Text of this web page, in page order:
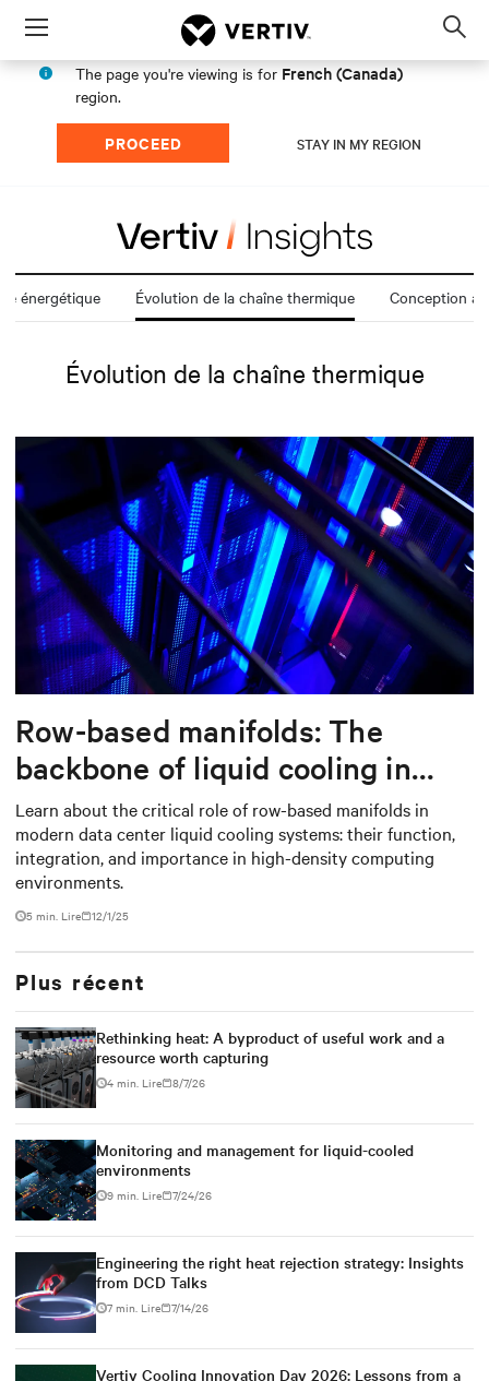
Menu
The page you're viewing is for French (Canada)
region.
PROCEED STAY IN MY REGION
énergétique Évolution de la chaîne thermique Conception
Évolution de la chaîne thermique
Row-based manifolds: The
backbone of liquid cooling in
modern data centers
Learn about the critical role of row-based manifolds in
modern data center liquid cooling systems: their function,
integration, and importance in high-density computing
environments.
5 min. Lire 12/1/25
Plus récent
Rethinking heat: A byproduct of useful work and a
resource worth capturing
4 min. Lire 8/7/26
Monitoring and management for liquid-cooled
environments
9 min. Lire 7/24/26
Engineering the right heat rejection strategy: Insights
from DCD Talks
7 min. Lire 7/14/26
Vertiv Cooling Innovation Day 2026: Lessons from a